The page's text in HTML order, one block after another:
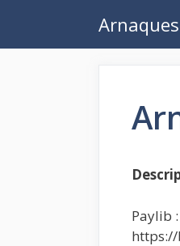
contenu
Paylib
https://